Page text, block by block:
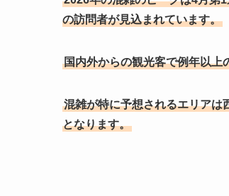
の訪問者が見込まれています。
国内外からの観光客で例年以上
混雑が特に予想されるエリアは
となります。